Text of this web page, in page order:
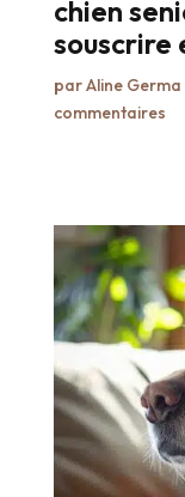
chien
souscrire
parAline Germa
commentaires